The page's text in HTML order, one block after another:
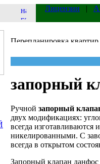
Лицензии |
запорный
Ручной запорный
двух модификациях:
всегда изготавливаются
никелированными. С
всегда в открытом
Запорный клапан